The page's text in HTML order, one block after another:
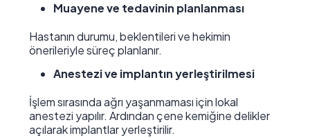
Muayene ve tedavinin planlanması
Hastanın durumu, beklentileri ve hekimin
önerileriyle süreç planlanır.
Anestezi ve implantın yerleştirilmesi
İşlem sırasında ağrı yaşanmaması için lokal
anestezi yapılır. Ardından çene kemiğine delikler
açılarak implantlar yerleştirilir.